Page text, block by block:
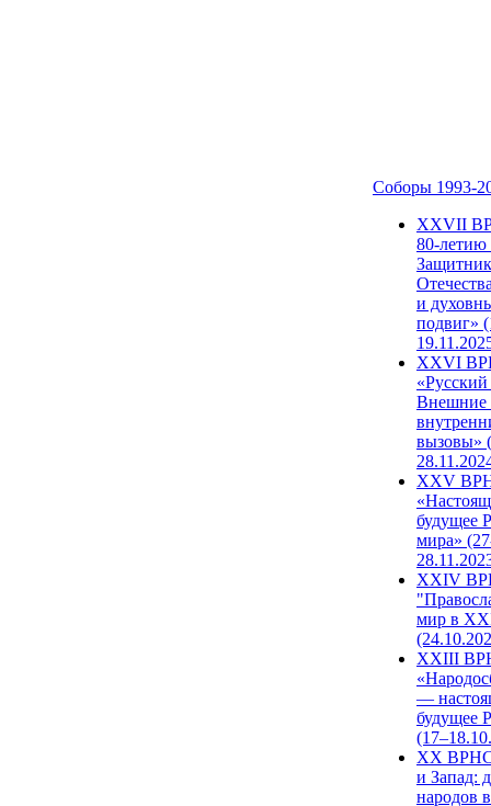
Соборы 1993-
ХХVII
80-
и
подвиг»
XXVI
Внешние
вызовы»
XXV
будущее
мира»
XXIV
мир в
XXIII
—
будущее
XX ВРНС
и Запад:
народов